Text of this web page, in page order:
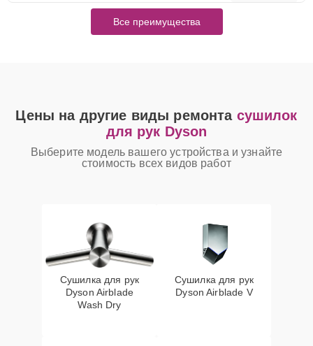
Все преимущества
Цены на другие виды ремонта сушилок
для рук Dyson
Выберите модель вашего устройства и узнайте
стоимость всех видов работ
Сушилка для рук
Dyson Airblade
Wash Dry
Сушилка для рук
Dyson Airblade V